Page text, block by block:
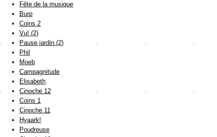
Fête de la musique
Burp
Coins 2
Vu! (2)
Pause jardin (2)
Phil
Moeb
Campagnitude
Elisabeth
Cinoche 12
Coins 1
Cinoche 11
Hyaark!
Poudreuse